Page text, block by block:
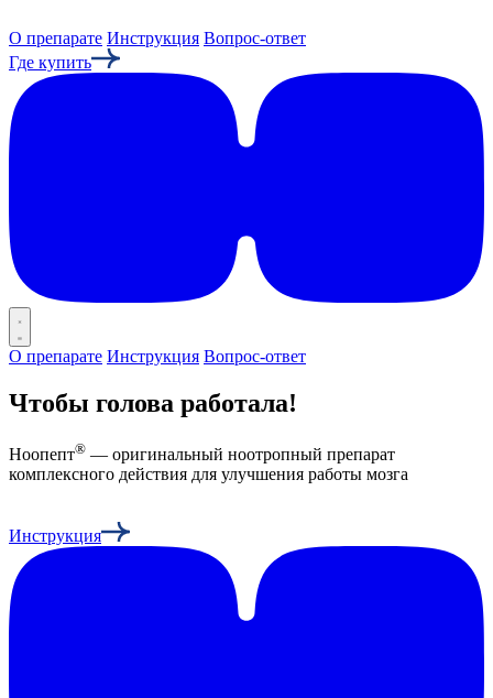
О препарате Инструкция Вопрос-ответ
Где купить
О препарате Инструкция Вопрос-ответ
Чтобы голова работала!
Ноопепт® — оригинальный ноотропный препарат
комплексного действия для улучшения работы мозга
Инструкция